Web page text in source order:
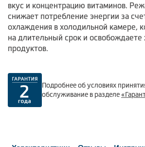
вкус и концентрацию витаминов.
снижает потребление энергии за
охлаждения в холодильной камере,
на длительный срок и освобождаете
продуктов.
Подробнее об условиях
обслуживание в разделе